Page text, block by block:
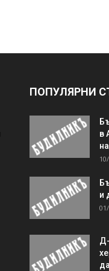
ПОПУЛЯРНИ
в
и